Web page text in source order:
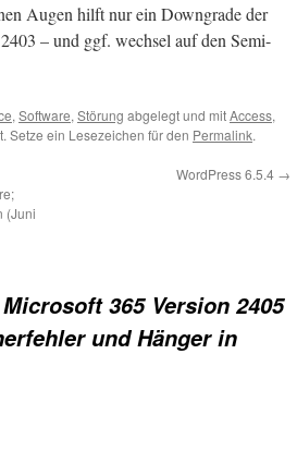
Augen hilft nur ein Downgrade der
– und ggf. wechsel auf den Semi-
, Software, Störung abgelegt und mitAccess,
Setze ein Lesezeichen für den Permalink.
(Juni
WordPress 6.5.4 →
Microsoft 365 Version 2405
und Hänger in